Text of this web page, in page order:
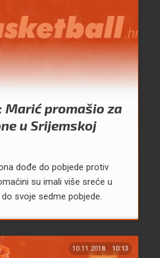
Marić promašio za
u Srijemskoj
dođe do pobjede protiv
su imali više sreće u
svoje sedme pobjede.
10.11.2018. 10:13